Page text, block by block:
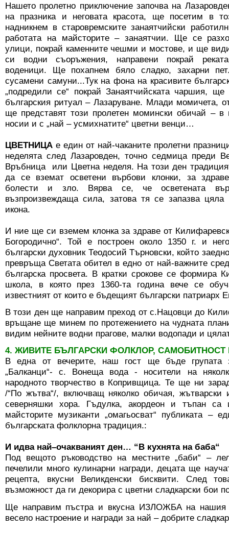
Нашето пролетно приключение започва на
на празника и неговата красота, ще посетим в
надникнем в старовремските занаятчийски
работата на майсторите – занаятчии. Ще се
улици, покрай каменните чешми и мостове, и ще
си водни съоръжения, направени покрай
воденици. Ще похапнем бяло сладко, захарни
сусамени самуни...Тук на фона на красивите
„подредили се“ покрай Занаятчийската чаршия, ще
българския ритуал – Лазаруване. Млади момичета,
ще представят този пролетен момински обичай – в
носии и с „най – усмихнатите“ цветни венци…
ЦВЕТНИЦА е един от най-чаканите пролетни
неделята след Лазаровден, точно седмица преди
Връбница или Цветна неделя. На този ден
да се вземат осветени върбови клонки, за
болести и зло. Вярва се, че осветената
възпроизвеждаща сила, затова тя се запазва
икона.
И ние ще си вземем клонка за здраве от
Богородично“. Той е построен около 1350 г. и
български духовник Теодосий Търновски, който
превръща Светата обител в едно от най-важните
българска просвета. В кратки срокове се формира
школа, в която през 1360-та година вече се
известният от които е бъдещият български
В този ден ще направим преход от с.Нацовци до
връщане ще минем по протежението на чудната
видим нейните водни прагове, малки водопади и
4. ЖИВИТЕ БЪЛГАРСКИ ФОЛКЛОР, САМОБИТНОСТ
В една от вечерите, наш гост ще бъде групата
„Балканци“- с. Вонеща вода - носители на
народното творчество в Копривщица. Те ще ни
/“По жътва“/, включващ няколко обичая, жътварски
северняшки хора. Гъдулка, акордеон и тъпан са
майсторите музиканти „омагьосват“ публиката –
българската фолклорна традиция.:
И идва най–очакваният ден… “В кухнята на баба“
Под вещото ръководство на местните „баби“ –
печелили много кулинарни награди, децата ще
рецепта, вкусни Великденски бисквити. След
възможност да ги декорира с цветни сладкарски бои
Ще направим пъстра и вкусна ИЗЛОЖБА на нашия
весело настроение и награди за най – добрите